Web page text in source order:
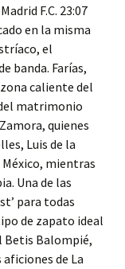
F.C. 23:07
en la misma
el
banda. Farías,
caliente del
matrimonio
quienes
Luis de la
mientras
Una de las
para todas
de zapato ideal
Betis Balompié,
de La